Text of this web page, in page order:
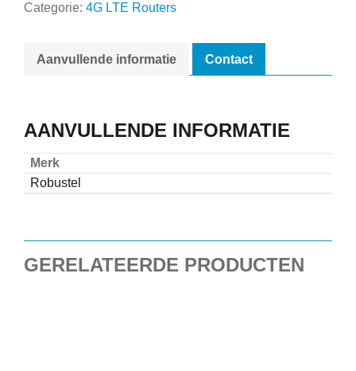
Categorie: 4G LTE Routers
Aanvullende informatie Contact
AANVULLENDE INFORMATIE
Merk
Robustel
GERELATEERDE PRODUCTEN